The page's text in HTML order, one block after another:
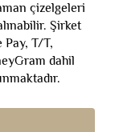
çizelgeleri
Şirket
Pay, T/T,
dahil